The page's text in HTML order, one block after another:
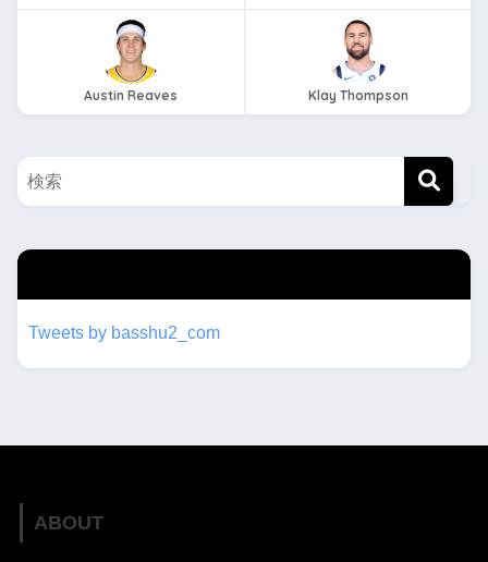
Austin Reaves Klay Thompson
Tweets by basshu2_com
ABOUT